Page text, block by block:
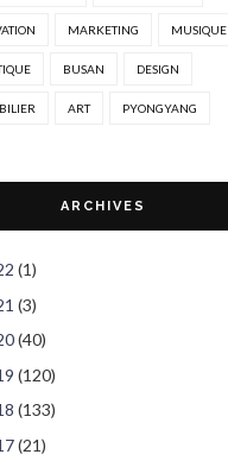
MARKETING MUSIQUE
BUSAN DESIGN
ART PYONGYANG
ARCHIVES
(1)
(3)
(40)
(120)
(133)
(21)